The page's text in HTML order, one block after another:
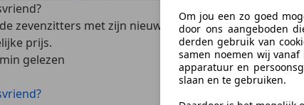
Om jou een zo goed
door ons aangeboden
derden gebruik van
samen noemen wij
apparatuur en
slaan en te gebruiken.
zevenzitters met zijn nieuwe Jogger, een soort
prijs.
gelezen